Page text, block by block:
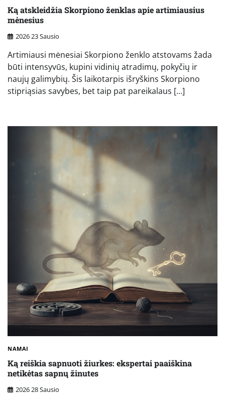
Ką atskleidžia Skorpiono ženklas apie artimiausius
mėnesius
2026 23 Sausio
Artimiausi mėnesiai Skorpiono ženklo atstovams žada
būti intensyvūs, kupini vidinių atradimų, pokyčių ir
naujų galimybių. Šis laikotarpis išryškins Skorpiono
stipriąsias savybes, bet taip pat pareikalaus […]
NAMAI
Ką reiškia sapnuoti žiurkes: ekspertai paaiškina
netikėtas sapnų žinutes
2026 28 Sausio